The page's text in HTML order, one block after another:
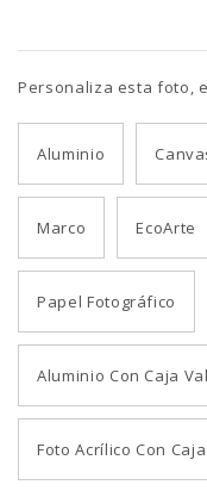
Personaliza esta foto,
Aluminio
Marco EcoArte
Papel Fotográfico
Aluminio Con Caja
Foto Acrílico Con